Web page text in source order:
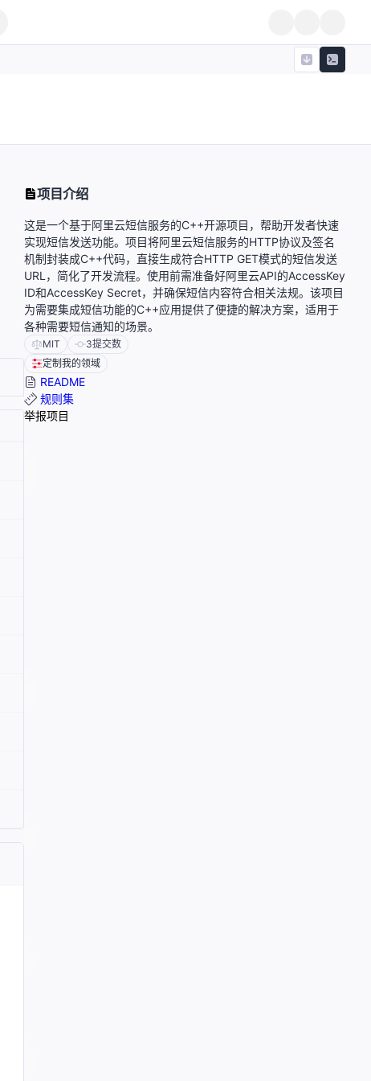
项目介绍
这是一个基于阿里云短信服务的C++开源项目，帮助开发者快速
实现短信发送功能。项目将阿里云短信服务的HTTP协议及签名
机制封装成C++代码，直接生成符合HTTP GET模式的短信发送
URL，简化了开发流程。使用前需准备好阿里云API的AccessKey
ID和AccessKey Secret，并确保短信内容符合相关法规。该项目
为需要集成短信功能的C++应用提供了便捷的解决方案，适用于
各种需要短信通知的场景。
MIT 3提交数
定制我的领域
README
规则集
举报项目